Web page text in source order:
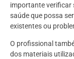
importante verificar
saúde que possa
existentes ou
O profissional
dos materiais